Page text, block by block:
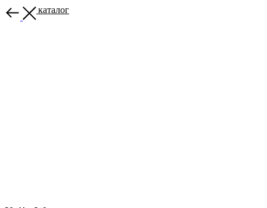
Назад в каталог